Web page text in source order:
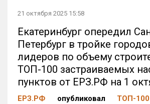
21 октября 2025 15:58
Екатеринбург опередил
Петербург в тройке
лидеров по объему
ТОП-100 застраиваемых
пунктов от ЕРЗ.РФ на 1
ЕРЗ.РФ опубликовал ТОП-100